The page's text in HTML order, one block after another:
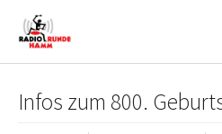
Skip to main navigation
Zum Hauptinhalt springen
Skip to page footer
Infos zum 800.